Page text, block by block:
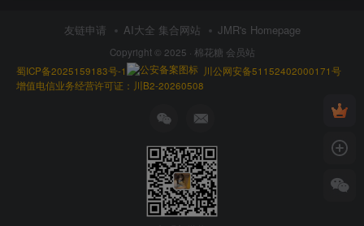
友链申请 AI大全 集合网站 JMR's Homepage
Copyright © 2025 · 棉花糖 会员站
蜀ICP备2025159183号-1
川公网安备51152402000171号
增值电信业务经营许可证：川B2-20260508